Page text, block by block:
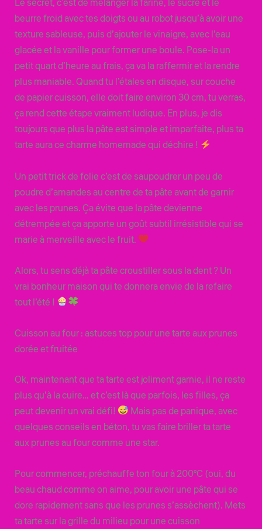
Le secret, c’est de mélanger la farine, le sucre et le
beurre froid avec tes doigts ou au robot jusqu’à avoir une
texture sableuse, puis d’ajouter le vinaigre, avec l’eau
glacée et la vanille pour former une boule. Pose-la un
petit quart d’heure au frais, ça va la raffermir et la rendre
plus maniable. Quand tu l’étales en disque, sur couche
de papier cuisson, elle doit faire environ 30 cm, tu verras,
ça rend cette étape vraiment ludique. En plus, je dis
toujours que plus la pâte est simple et imparfaite, plus ta
tarte aura ce charme homemade qui déchire !
Un petit trick de folie c’est de saupoudrer un peu de
poudre d’amandes au centre de ta pâte avant de garnir
avec les prunes. Ça évite que la pâte devienne
détrempée et ça apporte un goût subtil irrésistible qui se
marie à merveille avec le fruit.
Alors, tu sens déjà ta pâte croustiller sous la dent ? Un
vrai bonheur maison qui te donnera envie de la refaire
tout l’été !
Cuisson au four : astuces top pour une tarte aux prunes
dorée et fruitée
Ok, maintenant que ta tarte est joliment garnie, il ne reste
plus qu’à la cuire… et c’est là que parfois, les filles, ça
peut devenir un vrai défi!
Mais pas de panique, avec
quelques conseils en béton, tu vas faire briller ta tarte
aux prunes au four comme une star.
Pour commencer, préchauffe ton four à 200°C (oui, du
beau chaud comme on aime, pour avoir une pâte qui se
dore rapidement sans que les prunes s’assèchent). Mets
ta tarte sur la grille du milieu pour une cuisson